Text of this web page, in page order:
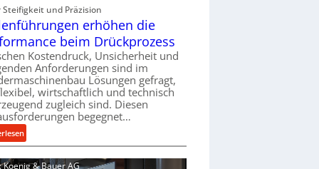
e
n
t
p
a
n
n
t
s
i
c
a
u
-
B
e
s
t
e
l
l
n
l
l
b
o
u
t
A
u
t
o
m
Steifigkeit und Präzision
erhöhen die
beim Drückprozess
Kostendruck, Unsicherheit und
Anforderungen sind im
Lösungen gefragt,
wirtschaftlich und technisch
zugleich sind. Diesen
begegnet…
:
R
o
Koenig & Bauer AG